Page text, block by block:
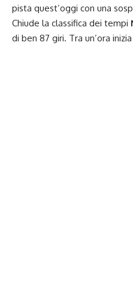
pista quest’oggi con una
Chiude la classifica dei tempi
di ben 87 giri. Tra un’ora